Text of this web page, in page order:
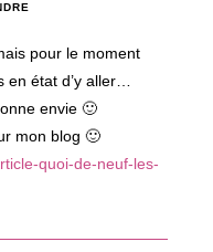
pour le moment
état d’y aller…
envie 🙂
mon blog 🙂
quoi-de-neuf-les-